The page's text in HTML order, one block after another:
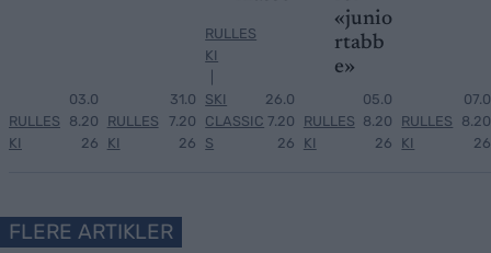
RULLES
KI
03.0
8.20
26
RULLES
KI
31.0
7.20
26
RULLES
KI
SKI
CLASSIC
S
26.0
7.20
26
«junio
rtabb
e»
RULLES
KI
05.0
8.20
26
RULLES
KI
07.0
8.20
26
FLERE ARTIKLER